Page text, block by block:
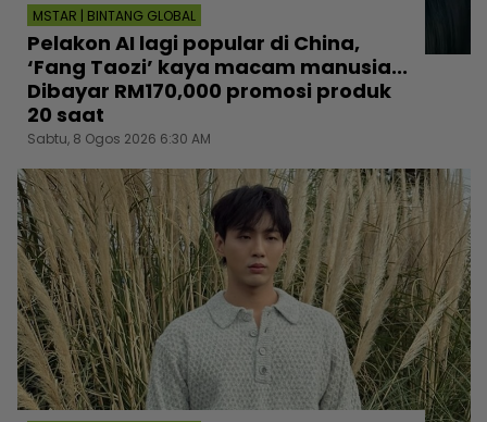
MSTAR | BINTANG GLOBAL
Pelakon AI lagi popular di China,
‘Fang Taozi’ kaya macam manusia...
Dibayar RM170,000 promosi produk
20 saat
Sabtu, 8 Ogos 2026 6:30 AM